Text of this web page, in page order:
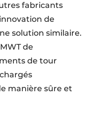
fabricants
de
solution similaire.
de
de tour
manière sûre et